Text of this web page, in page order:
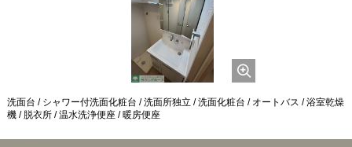
洗面台 / シャワー付洗面化粧台 / 洗面所独立 / 洗面化粧台 / オートバス / 浴室乾燥
機 / 脱衣所 / 温水洗浄便座 / 暖房便座